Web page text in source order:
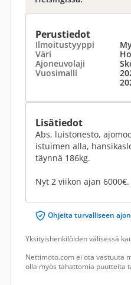
Perustiedot
Ilmoitustyyppi
Väri
Ajoneuvolaji
Vuosimalli
Lisätiedot
Abs, luistonesto,
istuimen alla,
täynnä 186kg.
Nyt 2 viikon ajan
Ohjeita turvalliseen
Yksityishenkilöiden välisessä
Nettimoto.com ei ota vastuuta
olla myös tahattomia puutteita